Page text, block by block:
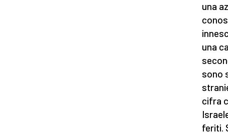
una
una
sono
cifra
feriti.